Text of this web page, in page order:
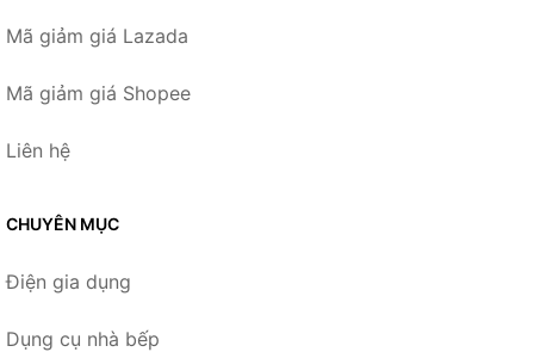
Mã giảm giá Lazada
Mã giảm giá Shopee
Liên hệ
CHUYÊN MỤC
Điện gia dụng
Dụng cụ nhà bếp